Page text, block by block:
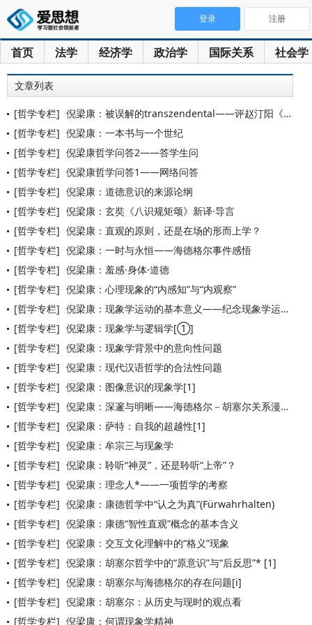
首页 法学 经济学 政治学 国际关系 社会学
登录 注册
文章列表
[哲学专栏] 倪梁康：被误解的transzendental——评赵汀阳《先
[哲学专栏] 倪梁康：一本书与一个世纪
[哲学专栏] 倪梁康哲学问答2——答学生问
[哲学专栏] 倪梁康哲学问答1——网络问答
[哲学专栏] 倪梁康：道德意识的来源论纲
[哲学专栏] 倪梁康：玄奘《八识规矩颂》新译·导言
[哲学专栏] 倪梁康：直观的原则，还是在场的形而上学？
[哲学专栏] 倪梁康：一时与永恒——海德格尔事件感悟
[哲学专栏] 倪梁康：羞感·身体·道德
[哲学专栏] 倪梁康：心理现象的“内感知”与“内观察”
[哲学专栏] 倪梁康：现象学运动的基本意义——纪念现象学运动一百周年
[哲学专栏] 倪梁康：现象学与逻辑学[①]
[哲学专栏] 倪梁康：现象学背景中的意向性问题
[哲学专栏] 倪梁康：现代汉语哲学的合法性问题
[哲学专栏] 倪梁康：图像意识的现象学[1]
[哲学专栏] 倪梁康：深邃与明晰——海德格尔－胡塞尔关系漫谈
[哲学专栏] 倪梁康：萨特：自我的超越性[1]
[哲学专栏] 倪梁康：牟宗三与现象学
[哲学专栏] 倪梁康：聆听“神灵”，还是聆听“上帝”？
[哲学专栏] 倪梁康：理念人*——一项哲学的考察
[哲学专栏] 倪梁康：康德哲学中“认之为真”(Fürwahrhalten)
[哲学专栏] 倪梁康：康德“智性直观”概念的基本含义
[哲学专栏] 倪梁康：交互文化理解中的“格义”现象
[哲学专栏] 倪梁康：胡塞尔哲学中的“原意识”与“后反思”* [1]
[哲学专栏] 倪梁康：胡塞尔与海德格尔的存在问题[i]
[哲学专栏] 倪梁康：胡塞尔：从历史与现时的观点看
[哲学专栏] 倪梁康：何谓现象学精神